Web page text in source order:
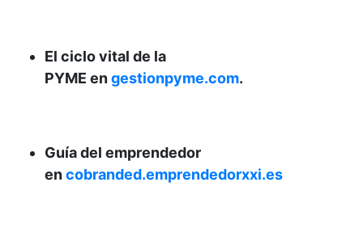
El ciclo vital de la
PYME engestionpyme.com.
Guía del emprendedor
encobranded.emprendedorxxi.es